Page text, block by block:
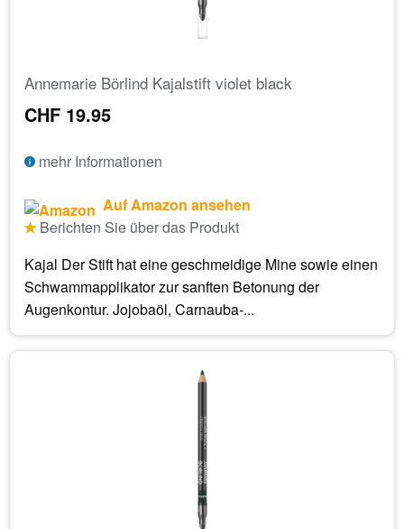
Annemarie Börlind Kajalstift violet black
CHF 19.95
mehr Informationen
Auf Amazon ansehen
Berichten Sie über das Produkt
Kajal Der Stift hat eine geschmeidige Mine sowie einen
Schwammapplikator zur sanften Betonung der
Augenkontur. Jojobaöl, Carnauba-...